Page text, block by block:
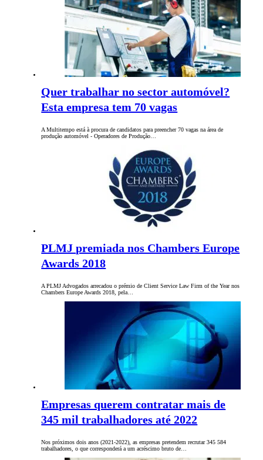
Quer trabalhar no sector automóvel?
Esta empresa tem 70 vagas
A Multitempo está à procura de candidatos para preencher 70 vagas na área de
produção automóvel - Operadores de Produção…
PLMJ premiada nos Chambers Europe
Awards 2018
A PLMJ Advogados arrecadou o prémio de Client Service Law Firm of the Year nos
Chambers Europe Awards 2018, pela…
Empresas querem contratar mais de
345 mil trabalhadores até 2022
Nos próximos dois anos (2021-2022), as empresas pretendem recrutar 345 584
trabalhadores, o que corresponderá a um acréscimo bruto de…